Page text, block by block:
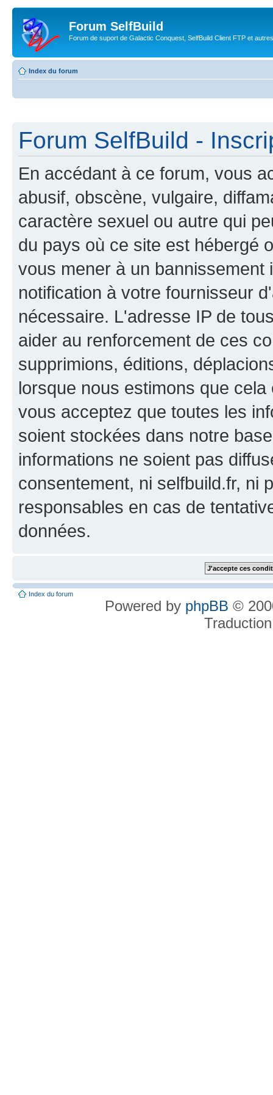
Forum SelfBuild
Forum de suport de Galactic Conquest, SelfBuild Client FTP et
Index du forum
Forum SelfBuild -
En accédant à ce forum, vous
abusif, obscène, vulgaire,
caractère sexuel ou autre qui
du pays où ce site est hébergé
vous mener à un
notification à votre fournisseur
nécessaire. L'adresse IP de
aider au renforcement de ces
supprimions, éditions,
lorsque nous estimons que
vous acceptez que toutes les
soient stockées dans notre
informations ne soient pas
consentement, ni selfbuild.fr, ni
responsables en cas de
données.
Index du forum
Powered by phpBB ©